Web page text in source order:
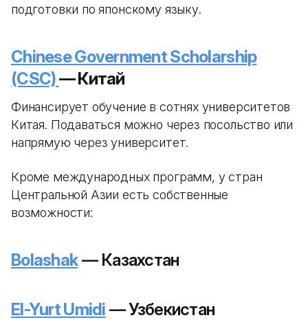
подготовки по японскому языку.
Chinese Government Scholarship
(CSC)— Китай
Финансирует обучение в сотнях университетов
Китая. Подаваться можно через посольство или
напрямую через университет.
Кроме международных программ, у стран
Центральной Азии есть собственные
возможности:
Bolashak— Казахстан
El-Yurt Umidi — Узбекистан